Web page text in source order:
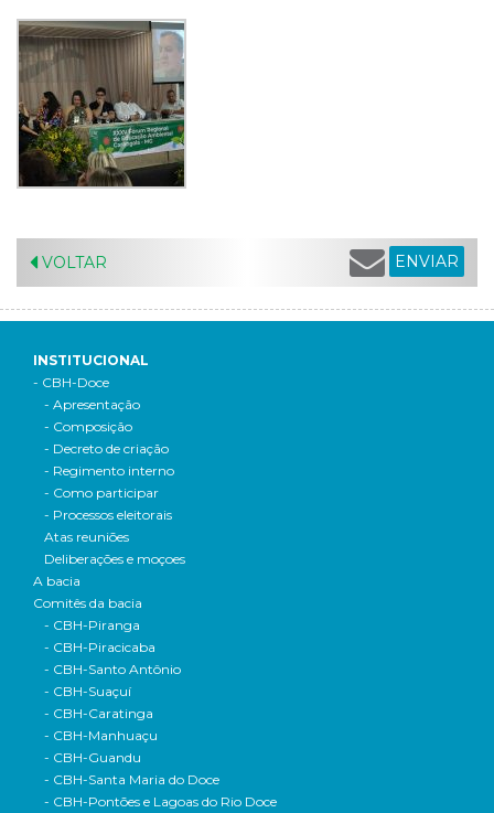
VOLTAR ENVIAR
INSTITUCIONAL
- CBH-Doce
- Apresentação
- Composição
- Decreto de criação
- Regimento interno
- Como participar
- Processos eleitorais
Atas reuniões
Deliberações e moçoes
A bacia
Comitês da bacia
- CBH-Piranga
- CBH-Piracicaba
- CBH-Santo Antônio
- CBH-Suaçuí
- CBH-Caratinga
- CBH-Manhuaçu
- CBH-Guandu
- CBH-Santa Maria do Doce
- CBH-Pontões e Lagoas do Rio Doce